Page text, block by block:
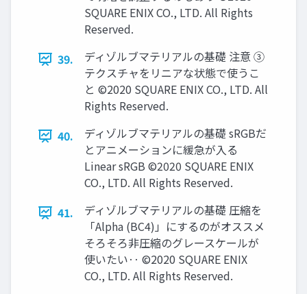
SQUARE ENIX CO., LTD. All Rights
Reserved.
39.
ディゾルブマテリアルの基礎 注意 ③
テクスチャをリニアな状態で使うこ
と ©2020 SQUARE ENIX CO., LTD. All
Rights Reserved.
40.
ディゾルブマテリアルの基礎 sRGBだ
とアニメーションに緩急が入る
Linear sRGB ©2020 SQUARE ENIX
CO., LTD. All Rights Reserved.
41.
ディゾルブマテリアルの基礎 圧縮を
「Alpha (BC4)」にするのがオススメ
そろそろ非圧縮のグレースケールが
使いたい‥ ©2020 SQUARE ENIX
CO., LTD. All Rights Reserved.